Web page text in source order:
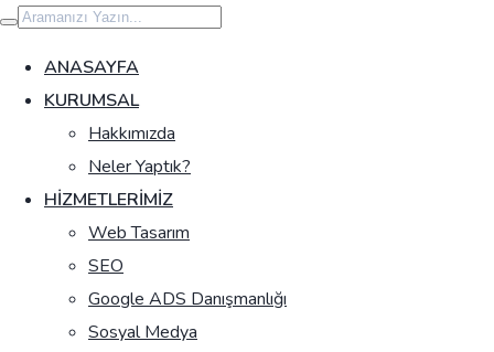
İçeriğe
geç
ANASAYFA
KURUMSAL
Hakkımızda
Neler Yaptık?
HIZMETLERIMIZ
Web Tasarım
SEO
Google ADS Danışmanlığı
Sosyal Medya